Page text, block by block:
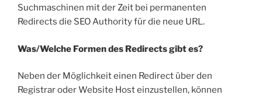
Suchmaschinen mit der Zeit bei permanenten
Redirects die SEO Authority für die neue URL.
Was/Welche Formen des Redirects gibt es?
Neben der Möglichkeit einen Redirect über den
Registrar oder Website Host einzustellen, können